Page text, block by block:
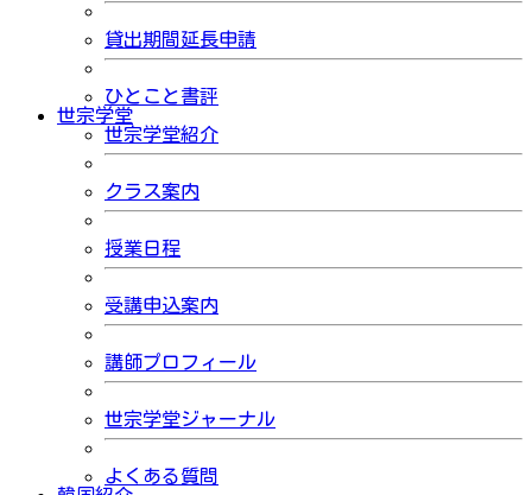
貸出期間延長申請
ひとこと書評
世宗学堂
世宗学堂紹介
クラス案内
授業日程
受講申込案内
講師プロフィール
世宗学堂ジャーナル
よくある質問